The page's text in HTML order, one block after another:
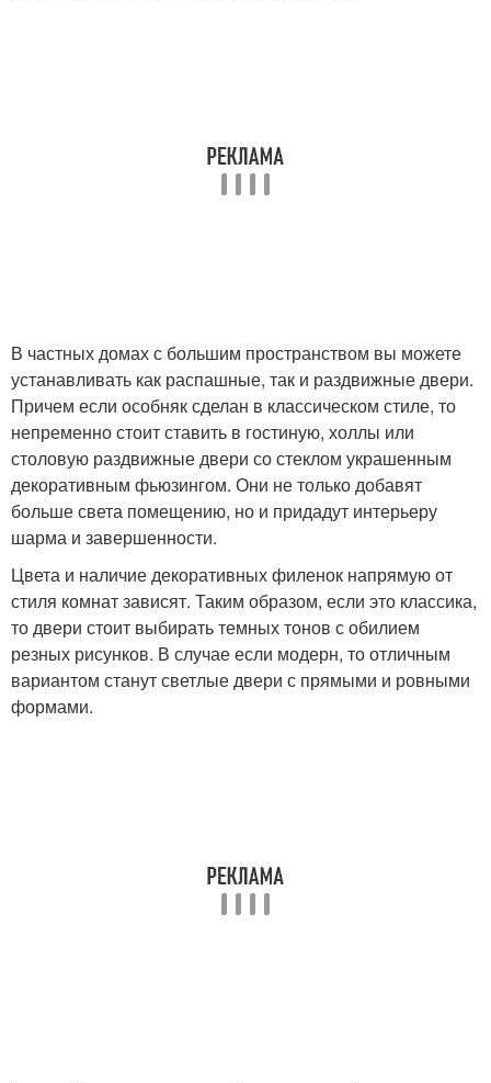
В частных домах с большим пространством вы можете
устанавливать как распашные, так и раздвижные двери.
Причем если особняк сделан в классическом стиле, то
непременно стоит ставить в гостиную, холлы или
столовую раздвижные двери со стеклом украшенным
декоративным фьюзингом. Они не только добавят
больше света помещению, но и придадут интерьеру
шарма и завершенности.
Цвета и наличие декоративных филенок напрямую от
стиля комнат зависят. Таким образом, если это классика,
то двери стоит выбирать темных тонов с обилием
резных рисунков. В случае если модерн, то отличным
вариантом станут светлые двери с прямыми и ровными
формами.